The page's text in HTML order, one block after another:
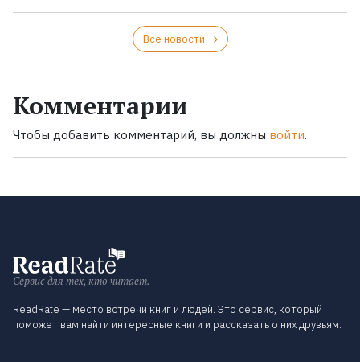
Все новости
Комментарии
Чтобы добавить комментарий, вы должны войти.
Сервис для тех, кто читает.
ReadRate — место встречи книг и людей. Это сервис, который
поможет вам найти интересные книги и рассказать о них друзьям.